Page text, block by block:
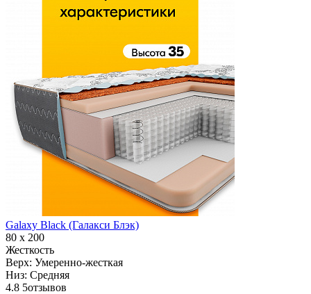
Galaxy Black (Галакси Блэк)
80 х 200
Жесткость
Верх: Умеренно-жесткая
Низ: Средняя
4.8 5отзывов